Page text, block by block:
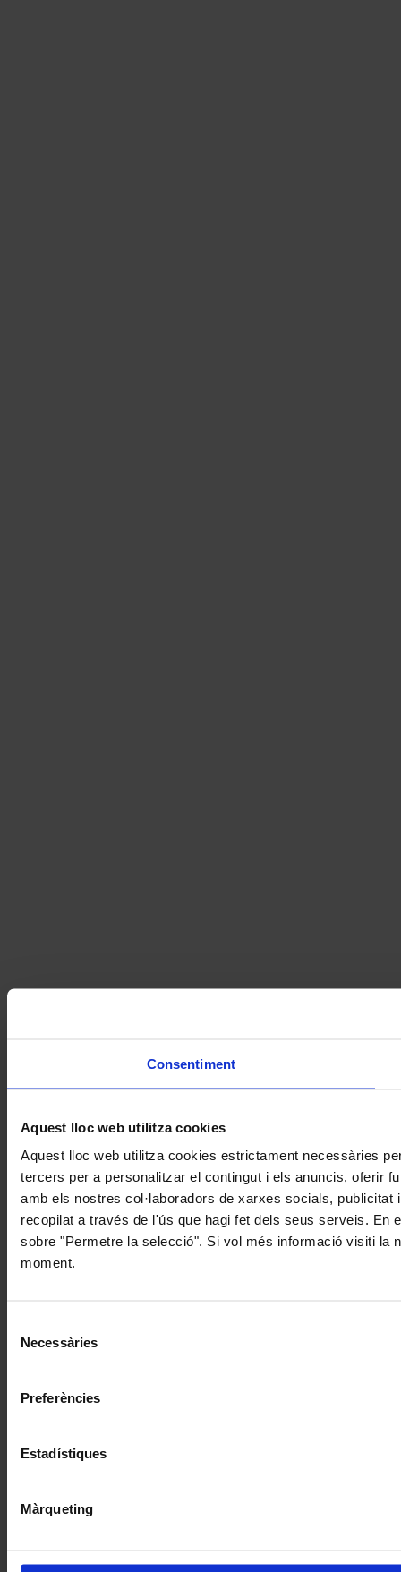
Consentiment
Aquest lloc web utilitza cookies
Aquest lloc web utilitza cookies estrictament necessàries
tercers per a personalitzar el contingut i els anuncis, oferir
amb els nostres col·laboradors de xarxes socials,
recopilat a través de l'ús que hagi fet dels seus serveis. En
sobre "Permetre la selecció". Si vol més informació visiti la
moment.
Necessàries
Preferències
Estadístiques
Màrqueting